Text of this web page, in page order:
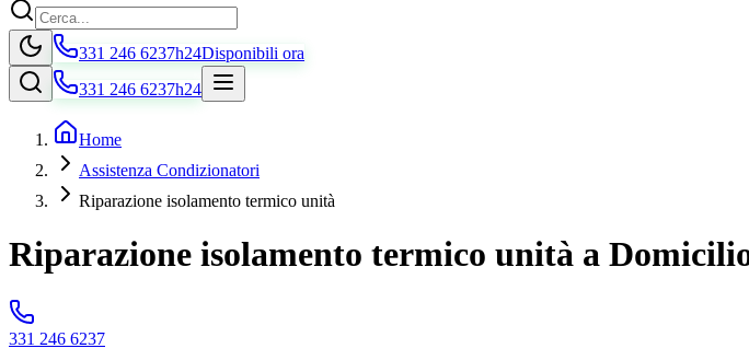
331 246 6237h24Disponibili ora
331 246 6237h24
Home
Assistenza Condizionatori
Riparazione isolamento termico unità
Riparazione isolamento termico unità a
331 246 6237